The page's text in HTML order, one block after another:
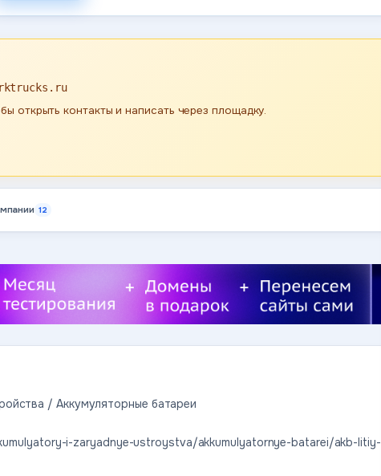
открыть контакты и написать через площадку.
12
/ Аккумуляторные батареи
i-zaryadnye-ustroystva/akkumulyatornye-batarei/akb-litiy-